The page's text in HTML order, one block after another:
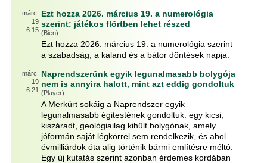
márc.
19
6:15
Ezt hozza 2026. március 19. a numerológia
szerint: játékos flörtben lehet részed
(Bien)
Ezt hozza 2026. március 19. a numerológia szerint –
a szabadság, a kaland és a bátor döntések napja.
márc.
19
6:21
Naprendszerünk egyik legunalmasabb bolygója
nem is annyira halott, mint azt eddig gondoltuk
(Player)
A Merkúrt sokáig a Naprendszer egyik
legunalmasabb égitestének gondoltuk: egy kicsi,
kiszáradt, geológiailag kihűlt bolygónak, amely
jóformán saját légkörrel sem rendelkezik, és ahol
évmilliárdok óta alig történik bármi említésre méltó.
Egy új kutatás szerint azonban érdemes kordában